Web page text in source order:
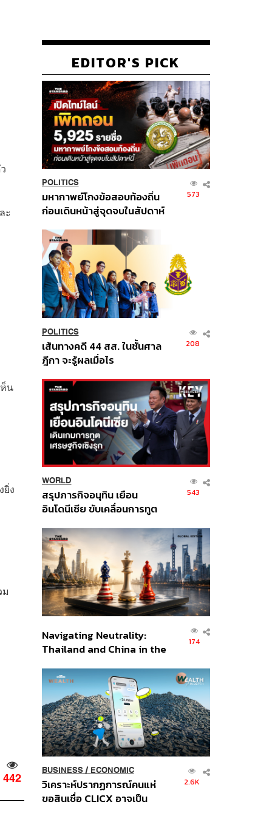
ะ
น
ง
442
EDITOR'S PICK
POLITICS
มหากาพย์โกงข้อสอบท้องถิ่น
ก่อนเดินหน้าสู่จุดจบในสัปดาห์
573
POLITICS
เส้นทางคดี 44 สส. ในชั้นศาล
ฎีกา จะรู้ผลเมื่อไร
208
WORLD
สรุปภารกิจอนุทิน เยือน
อินโดนีเซีย ขับเคลื่อนการทูต
ส่วนยุทธศาสตร์ไทย –
อินโดนีเซีย
543
Navigating Neutrality:
Thailand and China in the
Order
174
BUSINESS/ ECONOMIC
วิเคราะห์ปรากฏการณ์คนแห่
ขอสินเชื่อ CLICX อาจเป็น
2.6K